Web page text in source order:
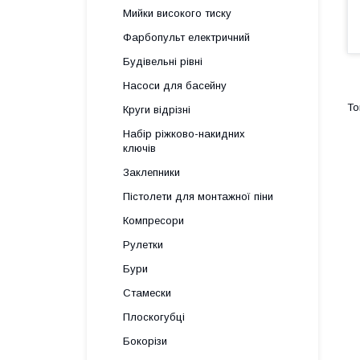
Мийки високого тиску
Фарбопульт електричний
Будівельні рівні
Насоси для басейну
Круги відрізні
Набір ріжково-накидних
ключів
Заклепники
Пістолети для монтажної піни
Компресори
Рулетки
Бури
Стамески
Плоскогубці
Бокорізи